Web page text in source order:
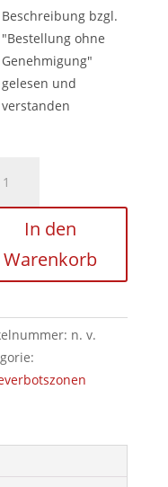
Beschreibung bzgl.
"Bestellung ohne
Genehmigung"
gelesen und
verstanden
In den
Warenkorb
n. v.